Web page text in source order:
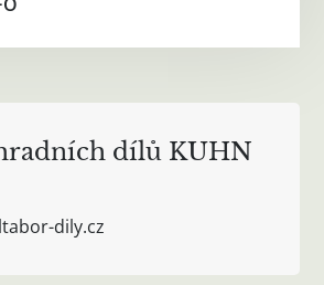
dílů KUHN
dily.cz